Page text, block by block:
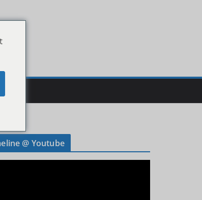
@ Youtube